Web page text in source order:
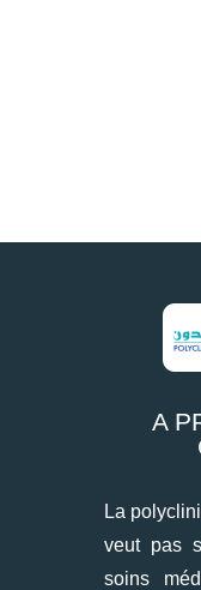
A
La
veut pas
soins